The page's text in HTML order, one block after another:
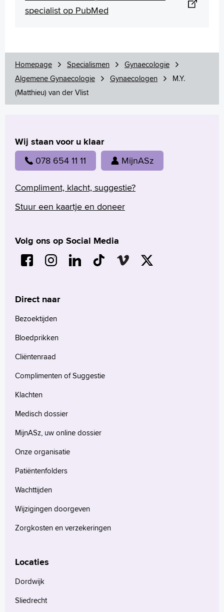
specialist op PubMed
Homepage Specialismen
Gynaecologie
Algemene Gynaecologie
Gynaecologen
M.Y.
(Matthieu) van der Vlist
Wij staan voor u klaar
078 654 11 11 MijnASz
Compliment, klacht, suggestie?
Stuur een kaartje en doneer
Volg ons op Social Media
Direct naar
Bezoektijden
Bloedprikken
Cliëntenraad
Complimenten of Suggestie
Klachten
Medisch dossier
MijnASz, uw online dossier
Onze organisatie
Patiëntenfolders
Wachttijden
Wijzigingen doorgeven
Zorgkosten en verzekeringen
Locaties
Dordwijk
Sliedrecht